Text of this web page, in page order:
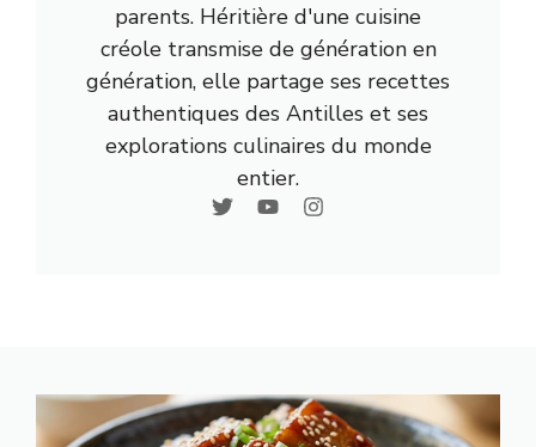
parents. Héritière d'une cuisine
créole transmise de génération en
génération, elle partage ses recettes
authentiques des Antilles et ses
explorations culinaires du monde
entier.